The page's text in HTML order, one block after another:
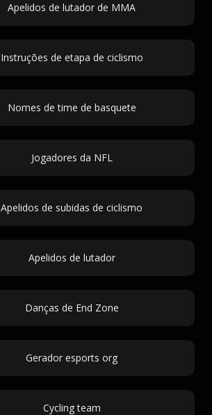
Apelidos de lutador de MMA
Instruções de etapa de ciclismo
Nomes de time de basquete
Jogadores da NFL
Apelidos de subidas de ciclismo
Apelidos de lutador
Danças de End Zone
Gerador esports org
Cycling team